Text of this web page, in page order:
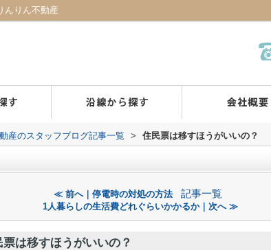
んりん不動産
産のスタッフブログ記事一覧 > 住民票は移すほうがいいの？
≪ 前へ｜停電時の対処の方法 記事一覧
1人暮らしの生活費どれぐらいかかるか｜次へ ≫
票は移すほうがいいの？